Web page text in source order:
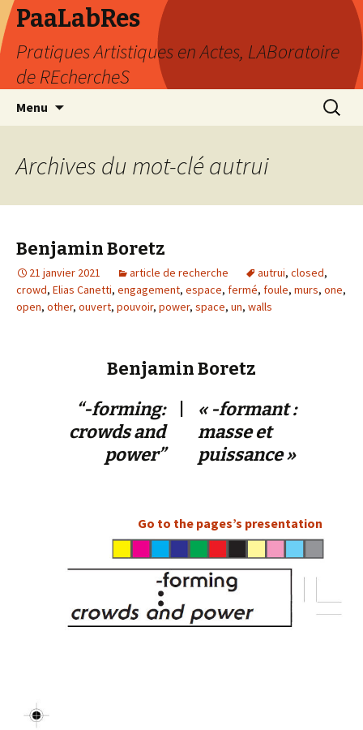
PaaLabRes
Pratiques Artistiques en Actes, LABoratoire
de REchercheS
Menu
principal
Archives du mot-clé autrui
Benjamin Boretz
21 janvier 2021 article de recherche autrui, closed,
crowd, Elias Canetti, engagement, espace, fermé, foule, murs, one,
open, other, ouvert, pouvoir, power, space, un, walls
Benjamin Boretz
“-forming:
crowds and
power”
« -formant :
masse et
puissance »
Go to the pages’s presentation